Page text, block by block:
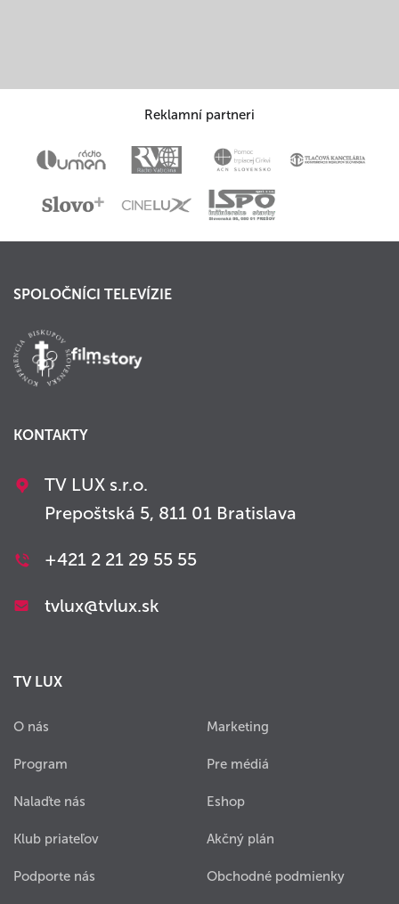
Reklamní partneri
SPOLOČNÍCI TELEVÍZIE
KONTAKTY
TV LUX s.r.o.
Prepoštská 5, 811 01 Bratislava
+421 2 21 29 55 55
tvlux@tvlux.sk
TV LUX
O nás
Program
Nalaďte nás
Klub priateľov
Podporte nás
Marketing
Pre médiá
Eshop
Akčný plán
Obchodné podmienky